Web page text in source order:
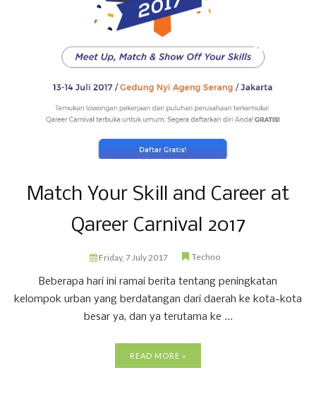
Match Your Skill and Career at
Qareer Carnival 2017
Friday, 7 July 2017 Techno
Beberapa hari ini ramai berita tentang peningkatan
kelompok urban yang berdatangan dari daerah ke kota-kota
besar ya, dan ya terutama ke ...
READ MORE »